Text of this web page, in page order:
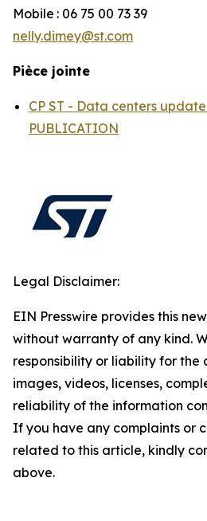
Mobile : 06 75 00 73 39
nelly.dimey@st.com
Pièce jointe
CP ST - Data centers
PUBLICATION
Legal Disclaimer:
EIN Presswire provides this
without warranty of any kind.
responsibility or liability for the
images, videos, licenses,
reliability of the information
If you have any complaints or
related to this article, kindly
above.